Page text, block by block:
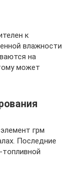
к
влажности
на
может
грм
Последние